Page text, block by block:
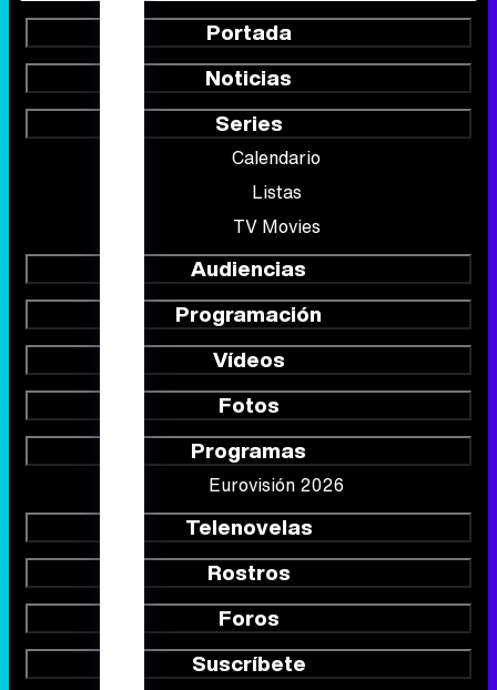
Portada
Noticias
Series
Calendario
Listas
TV Movies
Audiencias
Programación
Vídeos
Fotos
Programas
Eurovisión 2026
Telenovelas
Rostros
Foros
Suscríbete